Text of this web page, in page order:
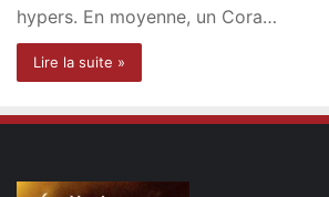
hypers. En moyenne, un Cora…
Lire la suite »